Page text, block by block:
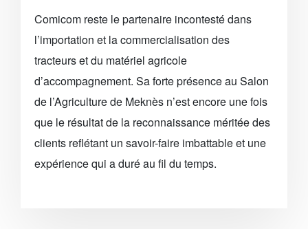
Comicom reste le partenaire incontesté dans
l’importation et la commercialisation des
tracteurs et du matériel agricole
d’accompagnement. Sa forte présence au Salon
de l’Agriculture de Meknès n’est encore une fois
que le résultat de la reconnaissance méritée des
clients reflétant un savoir-faire imbattable et une
expérience qui a duré au fil du temps.